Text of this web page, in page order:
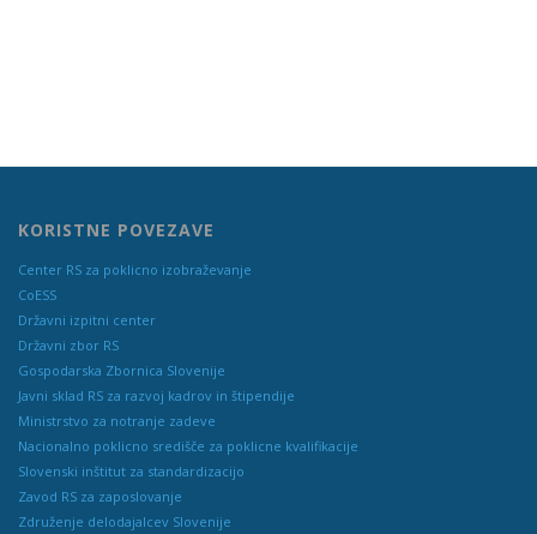
KORISTNE POVEZAVE
Center RS za poklicno izobraževanje
CoESS
Državni izpitni center
Državni zbor RS
Gospodarska Zbornica Slovenije
Javni sklad RS za razvoj kadrov in štipendije
Ministrstvo za notranje zadeve
Nacionalno poklicno središče za poklicne kvalifikacije
Slovenski inštitut za standardizacijo
Zavod RS za zaposlovanje
Združenje delodajalcev Slovenije